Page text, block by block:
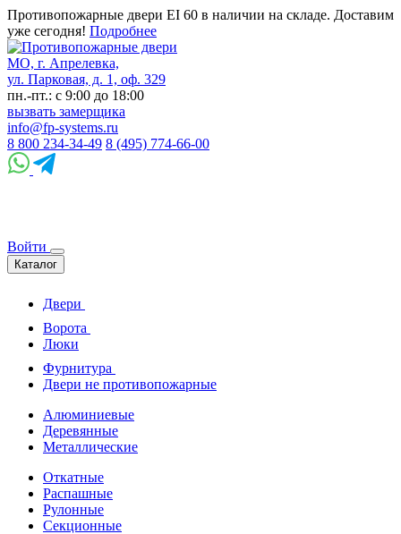
Противопожарные двери EI 60 в наличии на складе. Доставим
уже сегодня! Подробнее
МО, г. Апрелевка,
ул. Парковая, д. 1, оф. 329
пн.-пт.: с 9:00 до 18:00
вызвать замерщика
info@fp-systems.ru
8 800 234-34-49 8 (495) 774-66-00
Войти
Каталог
Двери
Ворота
Люки
Фурнитура
Двери не противопожарные
Алюминиевые
Деревянные
Металлические
Откатные
Распашные
Рулонные
Секционные